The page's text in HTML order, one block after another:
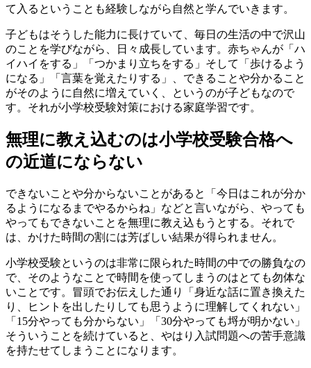
て入るということも経験しながら自然と学んでいきます。
子どもはそうした能力に長けていて、毎日の生活の中で沢山
のことを学びながら、日々成長しています。赤ちゃんが「ハ
イハイをする」「つかまり立ちをする」そして「歩けるよう
になる」「言葉を覚えたりする」、できることや分かること
がそのように自然に増えていく、というのが子どもなので
す。それが小学校受験対策における家庭学習です。
無理に教え込むのは小学校受験合格へ
の近道にならない
できないことや分からないことがあると「今日はこれが分か
るようになるまでやるからね」などと言いながら、やっても
やってもできないことを無理に教え込もうとする。それで
は、かけた時間の割には芳ばしい結果が得られません。
小学校受験というのは非常に限られた時間の中での勝負なの
で、そのようなことで時間を使ってしまうのはとても勿体な
いことです。冒頭でお伝えした通り「身近な話に置き換えた
り、ヒントを出したりしても思うように理解してくれない」
「15分やっても分からない」「30分やっても埒が明かない」
そういうことを続けていると、やはり入試問題への苦手意識
を持たせてしまうことになります。